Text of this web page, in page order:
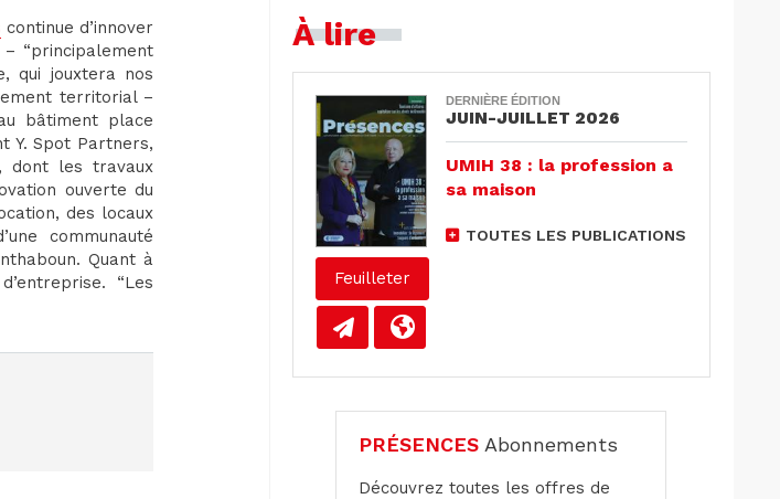
continue d’innover
“principalement
qui jouxtera nos
territorial –
bâtiment place
Y. Spot Partners,
dont les travaux
ouverte du
des locaux
communauté
Quant à
“Les
À lire
Feuilleter
DERNIÈRE ÉDITION
JUIN-JUILLET 2026
UMIH 38 : la profession a
sa maison
TOUTES LES PUBLICATIONS
PRÉSENCES Abonnements
Découvrez toutes les offres de